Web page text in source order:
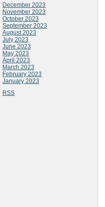
December 2023
November 2023
October 2023
September 2023
August 2023
July 2023
June 2023
May 2023
April 2023
March 2023
February 2023
January 2023
RSS